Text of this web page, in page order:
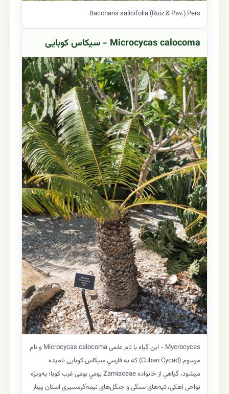
Baccharis salicifolia (Ruiz & Pav.) Pers.
Microcycas calocoma - سیکاس کوبایی
Mycrocycas - این گیاه با نام علمی Microcycas calocoma و نام
مرسوم (Cuban Cycad) که به فارسي سیکاس کوبایی ناميده
ميشود، گياهي از خانواده Zamiaceae بومي بومی غرب کوبا؛ به‌ویژه
نواحی آهکی، تپه‌های سنگی و جنگل‌های نیمه‌گرمسیری استان پینار